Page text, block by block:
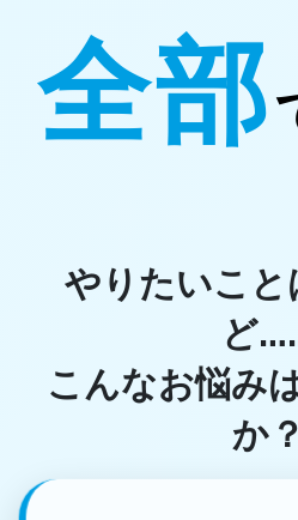
全部
やりたいこ
ど
こんなお悩み
か？